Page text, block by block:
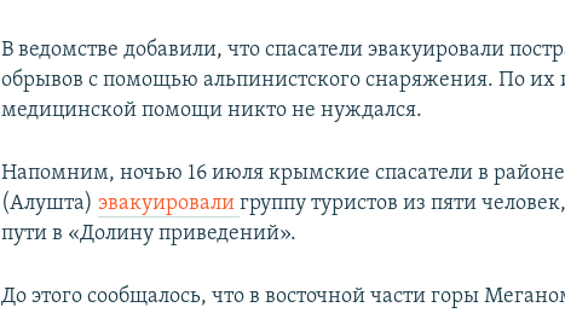
В ведомстве добавили, что спасатели эвакуировали
обрывов с помощью альпинистского снаряжения. По
медицинской помощи никто не нуждался.
Напомним, ночью 16 июля крымские спасатели в
(Алушта)эвакуировалигруппу туристов из пяти
пути в «Долину приведений».
До этого сообщалось, что в восточной части горы